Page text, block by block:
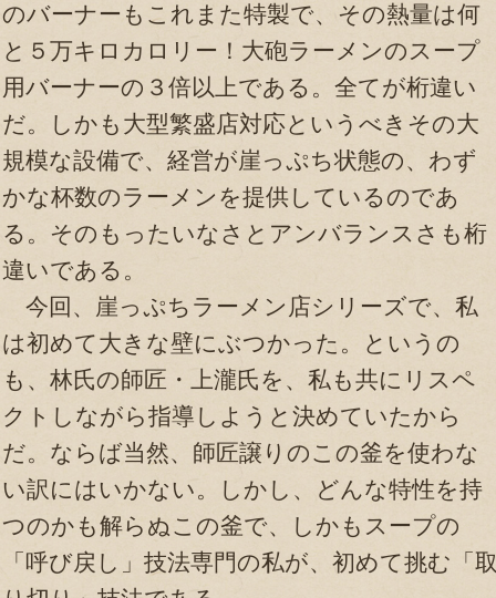
のバーナーもこれまた特製で、その熱量は何
と５万キロカロリー！大砲ラーメンのスープ
用バーナーの３倍以上である。全てが桁違い
だ。しかも大型繁盛店対応というべきその大
規模な設備で、経営が崖っぷち状態の、わず
かな杯数のラーメンを提供しているのであ
る。そのもったいなさとアンバランスさも桁
違いである。
今回、崖っぷちラーメン店シリーズで、私
は初めて大きな壁にぶつかった。というの
も、林氏の師匠・上瀧氏を、私も共にリスペ
クトしながら指導しようと決めていたから
だ。ならば当然、師匠譲りのこの釜を使わな
い訳にはいかない。しかし、どんな特性を持
つのかも解らぬこの釜で、しかもスープの
「呼び戻し」技法専門の私が、初めて挑む「